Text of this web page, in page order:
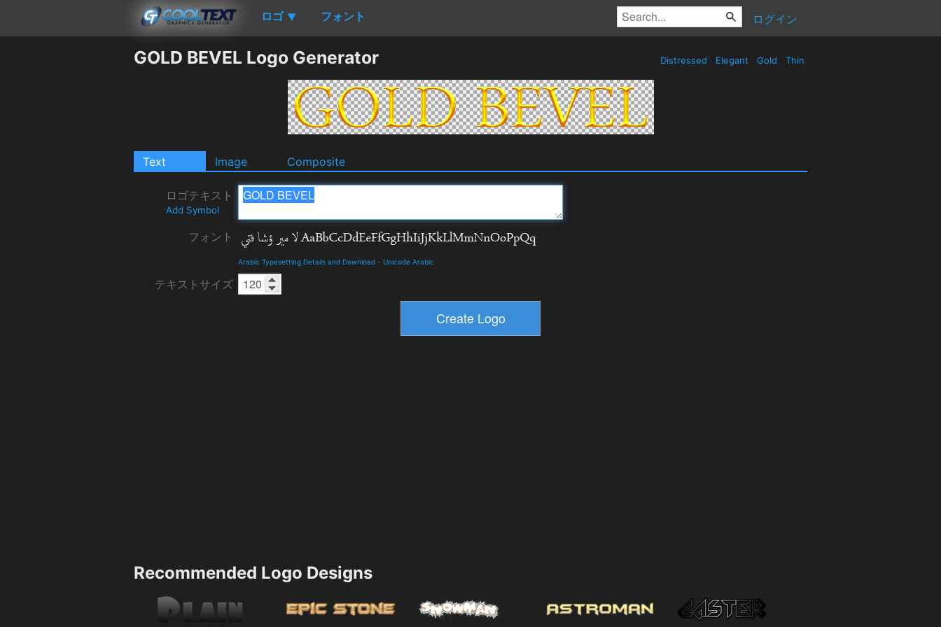
ロゴ ▼ フォント ログイン
GOLD BEVEL Logo Generator Distressed Elegant Gold Thin
Text Image Composite
ロゴテキスト
Add Symbol
フォント
Arabic Typesetting Details and Download - Unicode Arabic
テキストサイズ
Recommended Logo Designs